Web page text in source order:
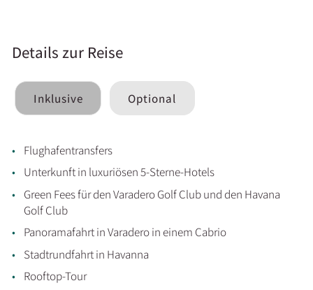
Details zur Reise
Inklusive Optional
Flughafentransfers
Unterkunft in luxuriösen 5-Sterne-Hotels
Green Fees für den Varadero Golf Club und den Havana
Golf Club
Panoramafahrt in Varadero in einem Cabrio
Stadtrundfahrt in Havanna
Rooftop-Tour